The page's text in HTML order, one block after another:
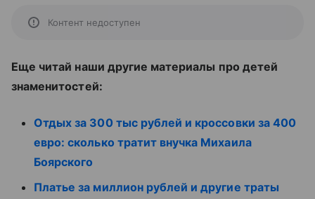
Контент недоступен
Еще читай наши другие материалы про детей
знаменитостей:
Отдых за 300 тыс рублей и кроссовки за 400
евро: сколько тратит внучка Михаила
Боярского
Платье за миллион рублей и другие траты